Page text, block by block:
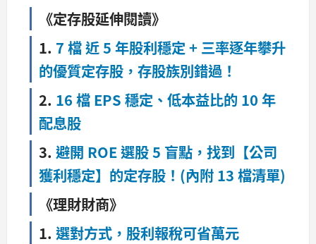
《定存股延伸閱讀》
1. 7 檔 近 5 年股利穩定 + 三率逐年攀升
的優質定存股，存股族別錯過 ！
2. 16 檔 EPS 穩定、低本益比的 10 年
配息股
3. 避開 ROE 選股 5 盲點，找到【公司
獲利穩定】的定存股！(內附 13 檔清單)
《理財財商》
1. 選對方式，股利報稅可省萬元